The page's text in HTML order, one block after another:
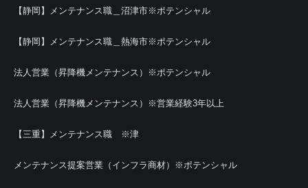
【静岡】メンテナンス職＿沼津市※ポテンシャル
【静岡】メンテナンス職＿熱海市※ポテンシャル
法人営業（昇降機メンテナンス）※ポテンシャル
法人営業（昇降機メンテナンス）※営業経験3年以上
【三重】メンテナンス職 ※津
メンテナンス提案営業（インフラ商材）※ポテンシャル